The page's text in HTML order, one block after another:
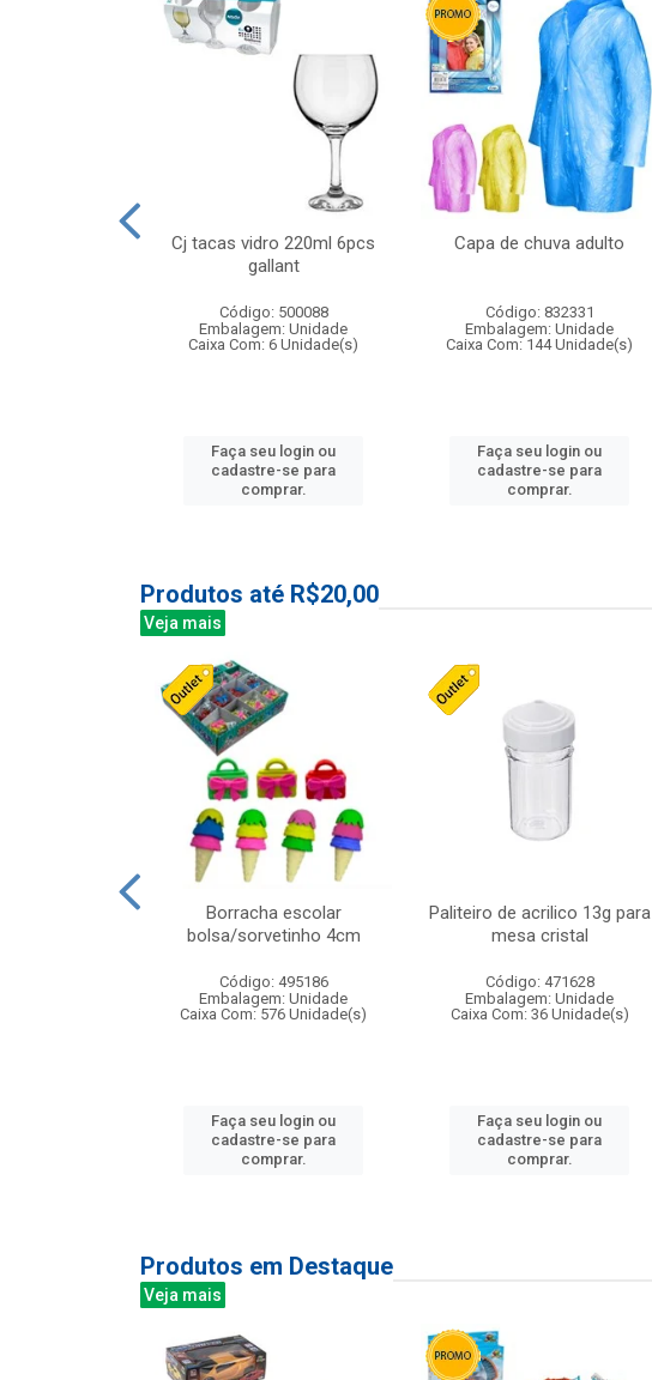
Cj tacas vidro 220ml 6pcs
gallant
Código: 500088
Embalagem: Unidade
Caixa Com: 6 Unidade(s)
Faça seu login ou
cadastre-se para
comprar.
Capa de chuva adulto
Código: 832331
Embalagem: Unidade
Caixa Com: 144 Unidade(s)
Faça seu login ou
cadastre-se para
comprar.
Produtos até R$20,00
Veja mais
Borracha escolar
bolsa/sorvetinho 4cm
Código: 495186
Embalagem: Unidade
Caixa Com: 576 Unidade(s)
Faça seu login ou
cadastre-se para
comprar.
Paliteiro de acrilico 13g para
mesa cristal
Código: 471628
Embalagem: Unidade
Caixa Com: 36 Unidade(s)
Faça seu login ou
cadastre-se para
comprar.
Produtos em Destaque
Veja mais